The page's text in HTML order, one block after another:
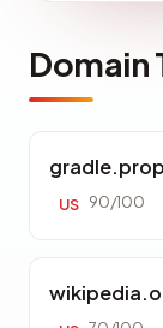
Domain
US 90/100